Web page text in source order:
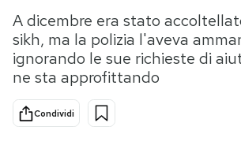
Politica
Tecnologia
Cultura
Storie/
A dicembre era stato
sikh, ma la polizia l'aveva
ignorando le sue richieste di
ne sta approfittando
Condividi